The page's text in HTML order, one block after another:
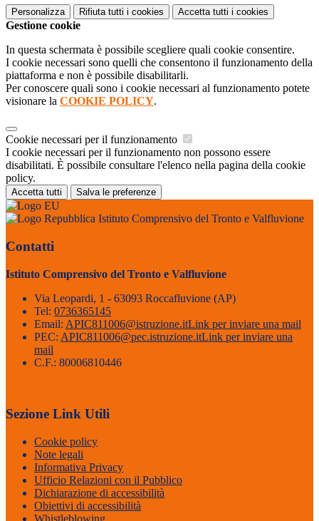
Personalizza Rifiuta tutti i cookies Accetta tutti i cookies
Gestione cookie
In questa schermata è possibile scegliere quali cookie consentire.
I cookie necessari sono quelli che consentono il funzionamento della
piattaforma e non è possibile disabilitarli.
Per conoscere quali sono i cookie necessari al funzionamento potete
visionare la COOKIE POLICY.
Cookie necessari per il funzionamento
I cookie necessari per il funzionamento non possono essere
disabilitati. È possibile consultare l'elenco nella pagina della cookie
policy.
Accetta tutti Salva le preferenze
Istituto Comprensivo del Tronto e Valfluvione
Contatti
Istituto Comprensivo del Tronto e Valfluvione
Via Leopardi, 1 - 63093 Roccafluvione (AP)
Tel: 0736365145
Email: APIC811006@istruzione.itLink per inviare una mail
PEC: APIC811006@pec.istruzione.itLink per inviare una
mail
C.F.: 80006810446
Sezione Link Utili
Cookie policy
Note legali
Informativa Privacy
Ufficio Relazioni con il Pubblico
Dichiarazione di accessibilità
Obiettivi di accessibilità
Whistleblowing